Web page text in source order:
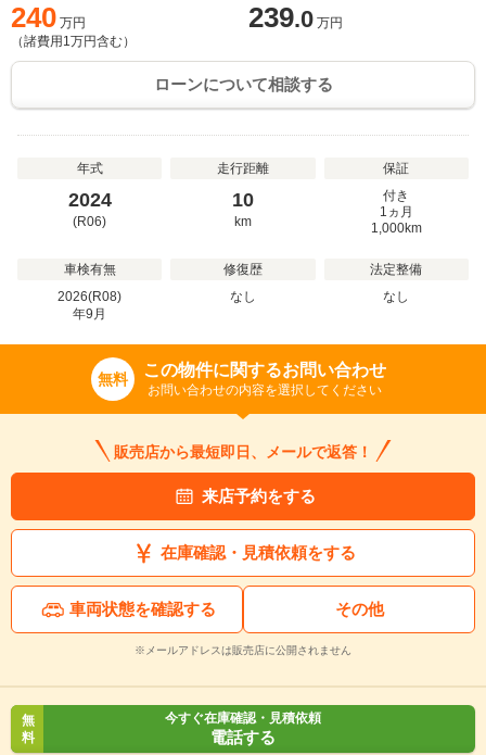
240 万円
（諸費用 1万円含む）
239.0 万円
ローンについて相談する
年式
2024
(R06)
走行距離
10
km
保証
付き
1ヵ月
1,000km
車検有無
2026(R08)
年9 月
修復歴
なし
法定整備
なし
無料 この物件に関するお問い合わせ
お問い合わせの内容を選択してください
販売店から最短即日、メールで返答！
来店予約をする
在庫確認・見積依頼をする
車両状態を確認する その他
※メールアドレスは販売店に公開されません
無
料
今すぐ在庫確認・見積依頼
電話する